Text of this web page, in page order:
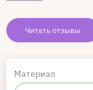
Читать отзывы
Материал